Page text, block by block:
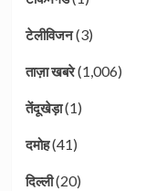
टेलीविजन(3)
ताज़ा खबरे(1,006)
तेंदूखेड़ा(1)
दमोह(41)
दिल्ली(20)